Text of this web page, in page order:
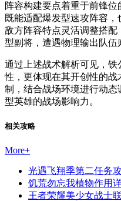
阵容构建要点着重于前锋
既能适配爆发型速攻阵容
敌方阵容特点灵活调整搭
型副将，遭遇物理输出队伍
通过上述战术解析可见，
性，更体现在其开创性的
制，结合战场环境进行动
型英雄的战场影响力。
相关攻略
More+
光遇飞翔季第二任务
饥荒勿忘我植物作用
王者荣耀美少女战士